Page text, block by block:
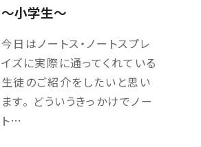
～小学生～
今日はノートス・ノートスプレ
イズに実際に通ってくれている
生徒のご紹介をしたいと思い
ます。 どういうきっかけでノー
ト…